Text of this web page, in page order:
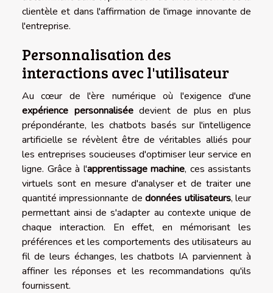
clientèle et dans l'affirmation de l'image innovante de
l'entreprise.
Personnalisation des
interactions avec l'utilisateur
Au cœur de l'ère numérique où l'exigence d'une
expérience personnaliséedevient de plus en plus
prépondérante, les chatbots basés sur l'intelligence
artificielle se révèlent être de véritables alliés pour
les entreprises soucieuses d'optimiser leur service en
ligne. Grâce à l'apprentissage machine, ces assistants
virtuels sont en mesure d'analyser et de traiter une
quantité impressionnante dedonnées utilisateurs, leur
permettant ainsi de s'adapter au contexte unique de
chaque interaction. En effet, en mémorisant les
préférences et les comportements des utilisateurs au
fil de leurs échanges, les chatbots IA parviennent à
affiner les réponses et les recommandations qu'ils
fournissent.